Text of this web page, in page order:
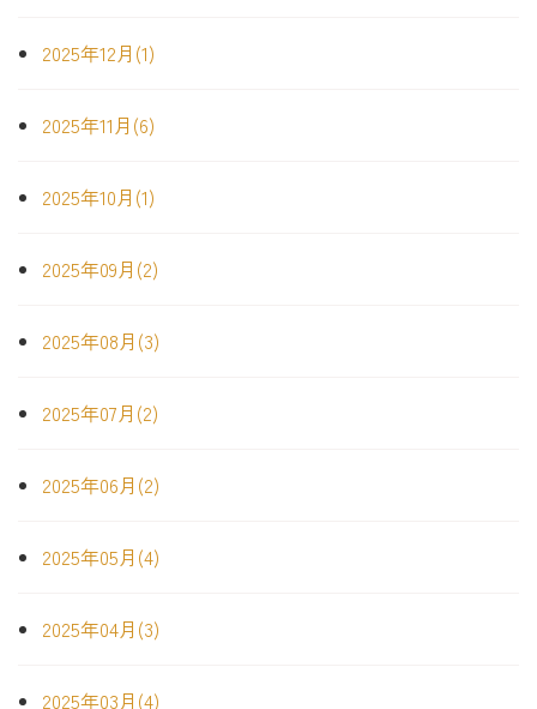
2025年12月(1)
2025年11月(6)
2025年10月(1)
2025年09月(2)
2025年08月(3)
2025年07月(2)
2025年06月(2)
2025年05月(4)
2025年04月(3)
2025年03月(4)